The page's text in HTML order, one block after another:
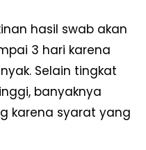
hasil swab akan
3 hari karena
Selain tingkat
banyaknya
karena syarat yang